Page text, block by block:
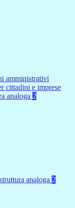
amministrativi
cittadini e imprese
analoga 2
analoga 2